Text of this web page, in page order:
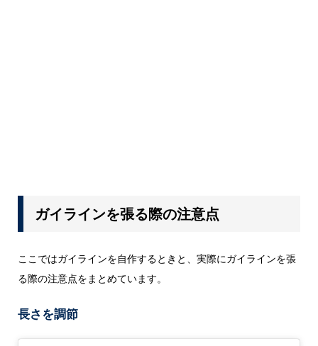
ガイラインを張る際の注意点
ここではガイラインを自作するときと、実際にガイラインを張
る際の注意点をまとめています。
長さを調節